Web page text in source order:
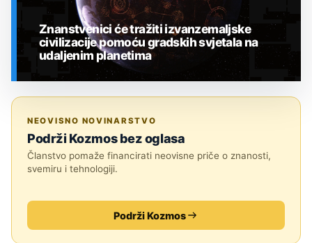
Znanstvenici će tražiti izvanzemaljske
civilizacije pomoću gradskih svjetala na
udaljenim planetima
NEOVISNO NOVINARSTVO
Podrži Kozmos bez oglasa
Članstvo pomaže financirati neovisne priče o znanosti,
svemiru i tehnologiji.
Podrži Kozmos